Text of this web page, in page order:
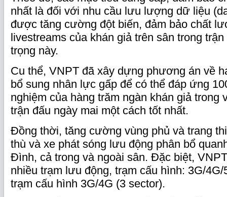
nhất là đối với nhu cầu lưu lượng dữ liệu
được tăng cường đột biến, đảm bảo chất
livestreams của khán giả trên sân trong
trọng này.
Cu thể, VNPT đã xây dựng phương án về
bổ sung nhân lực gấp để có thể đáp ứng
nghiệm của hàng trăm ngàn khán giả trong
trận đấu ngày mai một cách tốt nhất.
Đồng thời, tăng cường vùng phủ và trang
thù và xe phát sóng lưu động phân bổ
Đình, cả trong và ngoài sân. Đặc biệt,
nhiều trạm lưu động, trạm cấu hình: 3G/
trạm cấu hình 3G/4G (3 sector).